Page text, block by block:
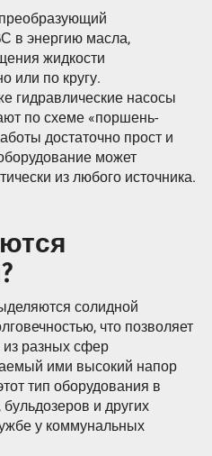
в энергию масла,
жидкости
или по кругу.
гидравлические насосы
по схеме «поршень-
достаточно прост и
может
из любого источника.
солидной
что позволяет
из разных сфер
ими высокий напор
тип оборудования в
бульдозеров и других
у коммунальных